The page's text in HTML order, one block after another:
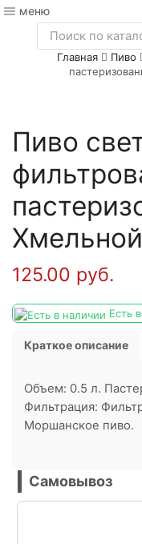
меню
Search
inputГлавная Пиво
Пиво
125.00 руб.
Есть
Краткое описание
Объем: 0.5 л.
Фильтрация:
Моршанское пиво.
Самовывоз